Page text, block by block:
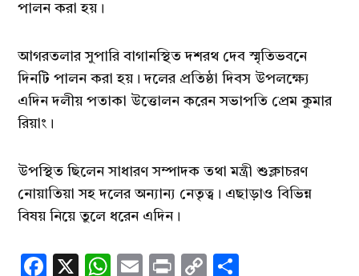
পালন করা হয়।
আগরতলার সুপারি বাগানস্থিত দশরথ দেব স্মৃতিভবনে
দিনটি পালন করা হয়। দলের প্রতিষ্ঠা দিবস উপলক্ষ্যে
এদিন দলীয় পতাকা উত্তোলন করেন সভাপতি প্রেম কুমার
রিয়াং।
উপস্থিত ছিলেন সাধারণ সম্পাদক তথা মন্ত্রী শুক্লাচরণ
নোয়াতিয়া সহ দলের অন্যান্য নেতৃত্ব। এছাড়াও বিভিন্ন
বিষয় নিয়ে তুলে ধরেন এদিন।
Facebook
X WhatsApp
EmailPrintCopy